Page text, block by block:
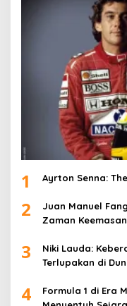
1 Ayrton Senna:
2
Juan Manuel
Zaman
3
Niki Lauda:
Terlupakan di
4
Formula 1 di Era